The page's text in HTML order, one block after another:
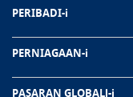
PERIBADI-i
PERNIAGAAN-i
PASARAN GLOBALl-i